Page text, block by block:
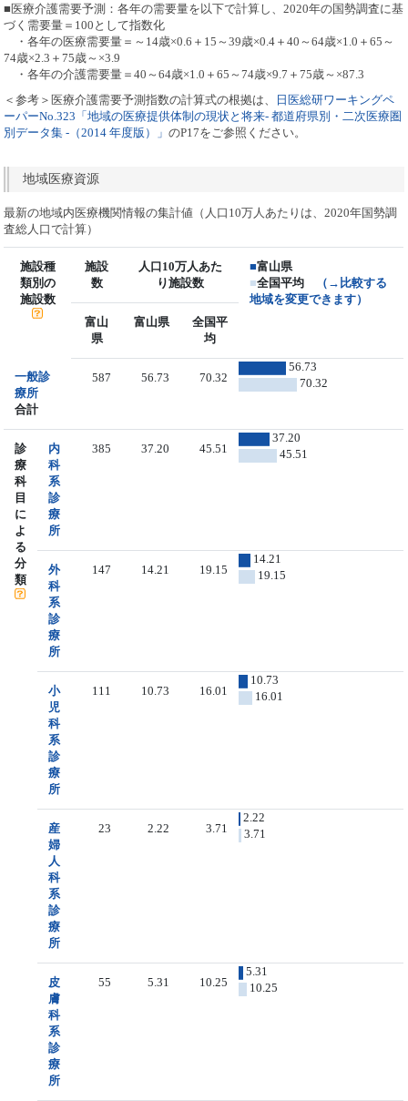
■医療介護需要予測：各年の需要量を以下で計算し、2020年の国勢調査に基
づく需要量＝100として指数化
・各年の医療需要量＝～14歳×0.6＋15～39歳×0.4＋40～64歳×1.0＋65～
74歳×2.3＋75歳～×3.9
・各年の介護需要量＝40～64歳×1.0＋65～74歳×9.7＋75歳～×87.3
＜参考＞医療介護需要予測指数の計算式の根拠は、
日医総研ワーキングペ
ーパーNo.323「地域の医療提供体制の現状と将来- 都道府県別・二次医療圏
別データ集 -（2014 年度版）」のP17をご参照ください。
地域医療資源
最新の地域内医療機関情報の集計値（人口10万人あたりは、2020年国勢調
査総人口で計算）
施設種
類別の
施設数
施設
数
人口10万人あた
り施設数
■富山県
■全国平均
（→比較する
地域を変更できます）
富山
県
富山県
全国平
均
一般診
療所
合計
587 56.73 70.32
56.73
70.32
診
療
科
目
に
よ
る
分
類
内
科
系
診
療
所
385 37.20 45.51
37.20
45.51
外
科
系
診
療
所
147 14.21 19.15
14.21
19.15
小
児
科
系
診
療
所
111 10.73 16.01
10.73
16.01
産
婦
人
科
系
診
療
所
23 2.22 3.71
2.22
3.71
皮
膚
科
系
診
療
所
55 5.31 10.25
5.31
10.25